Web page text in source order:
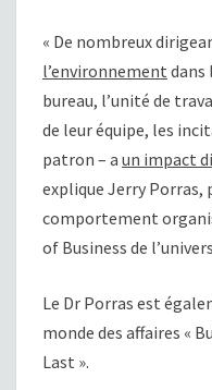
« De nombreux
l’environnement dans
bureau, l’unité de
de leur équipe, les
patron – a un impact
explique Jerry Porras,
comportement
of Business de
Le Dr Porras est
monde des affaires «
Last ».